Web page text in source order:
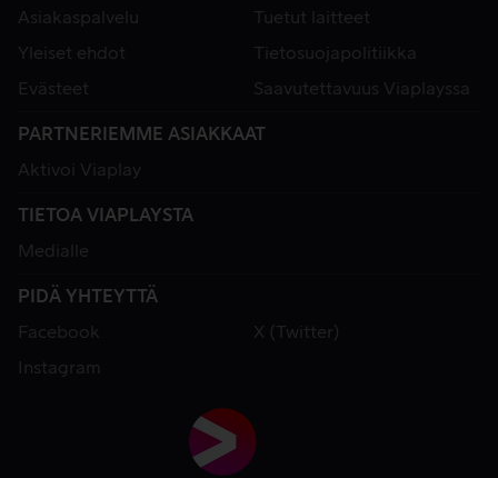
Asiakaspalvelu
Tuetut laitteet
Yleiset ehdot
Tietosuojapolitiikka
Evästeet
Saavutettavuus Viaplayssa
PARTNERIEMME ASIAKKAAT
Aktivoi Viaplay
TIETOA VIAPLAYSTA
Medialle
PIDÄ YHTEYTTÄ
Facebook
X (Twitter)
Instagram